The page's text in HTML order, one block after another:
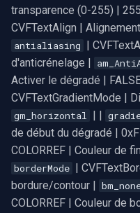
ef_posterize
ef_mosaic
ef_solorize
ef_spray
ef_shake_down
Effets de traitement du
transparence (0-255) |
CVFTextAlign |
antialiasing |
d'anticrénelage |
Activer le dégradé |
CVFTextGradientMode |
gm_horizontal | |
de début du dégradé |
COLORREF | Couleur de
borderMode |
bordure/contour |
COLORREF | Couleur de